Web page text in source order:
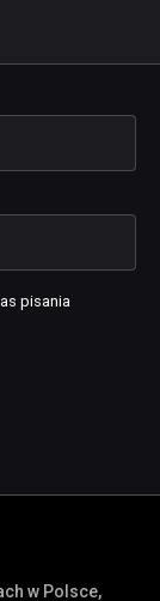
pisania
w Polsce,